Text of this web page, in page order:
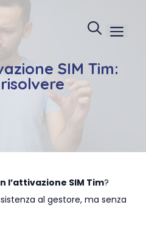
SIM Tim:
l’attivazione SIM Tim?
al gestore, ma senza